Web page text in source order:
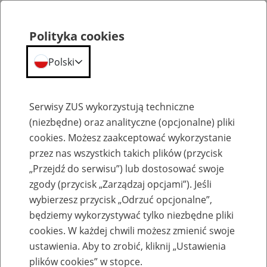
Emerytury
Baza zlikwidowanych lub
przekształconych zakładów pracy
Polityka cookies
Polski
Serwisy ZUS wykorzystują techniczne
(niezbędne) oraz analityczne (opcjonalne) pliki
cookies. Możesz zaakceptować wykorzystanie
przez nas wszystkich takich plików (przycisk
„Przejdź do serwisu”) lub dostosować swoje
zgody (przycisk „Zarządzaj opcjami”). Jeśli
wybierzesz przycisk „Odrzuć opcjonalne”,
będziemy wykorzystywać tylko niezbędne pliki
cookies. W każdej chwili możesz zmienić swoje
ustawienia. Aby to zrobić, kliknij „Ustawienia
plików cookies” w stopce.